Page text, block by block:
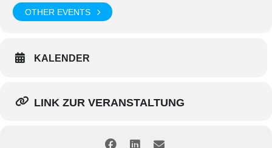
OTHER EVENTS
KALENDER
LINK ZUR VERANSTALTUNG